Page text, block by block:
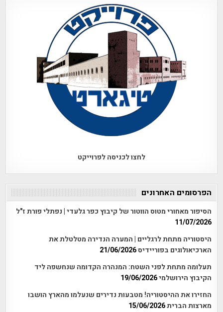
לחצו לכניסה לפרוייקט
הפרסומים האחרונים
הסיפור מאחורי מטוס הווטור של קיבוץ כפר גלעדי | נפתלי פורת ז"ל
11/07/2026
היסטוריה מתחת לרגליים | המערה הנדירה מטלטלת את
הארכיאולוגים בפוריידיס21/06/2026
תעלומה מתחת לפני השטח: המנהרה הקדומה שנחשפה ליד
הקיבוץ הירושלמי19/06/2026
החזירו את ההיסטוריה! מטבעות נדירים שנעלמו מהארץ הושבו
מארצות הברית15/06/2026